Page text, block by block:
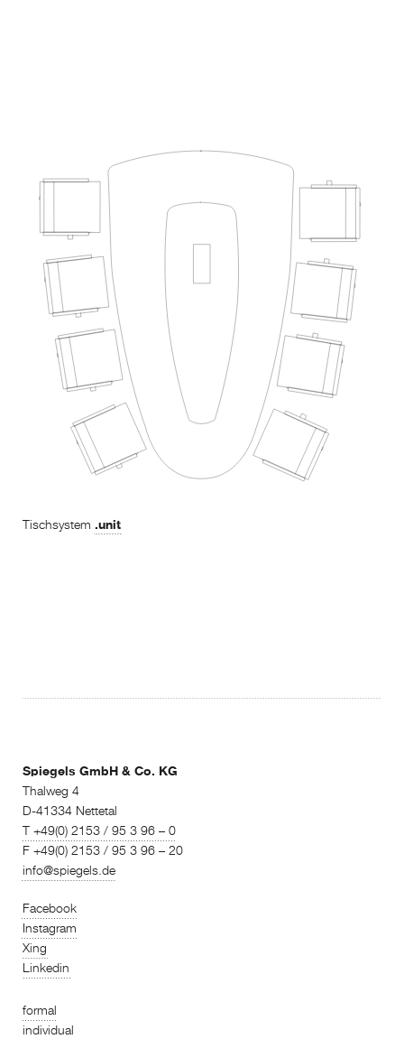
Tischsystem .unit
Spiegels GmbH & Co. KG
Thalweg 4
D-41334 Nettetal
T +49(0) 2153 / 95 3 96 – 0
F +49(0) 2153 / 95 3 96 – 20
info@spiegels.de
Facebook
Instagram
Xing
Linkedin
formal
individual